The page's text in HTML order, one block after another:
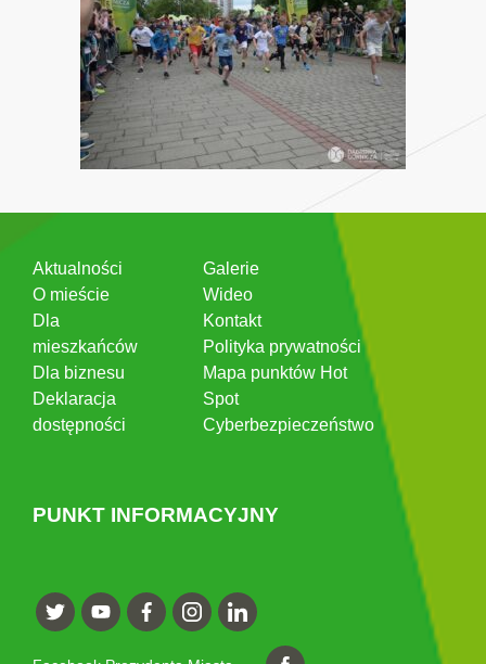
Aktualności
O mieście
Dla
mieszkańców
Dla biznesu
Deklaracja
dostępności
Galerie
Wideo
Kontakt
Polityka prywatności
Mapa punktów Hot
Spot
Cyberbezpieczeństwo
PUNKT INFORMACYJNY